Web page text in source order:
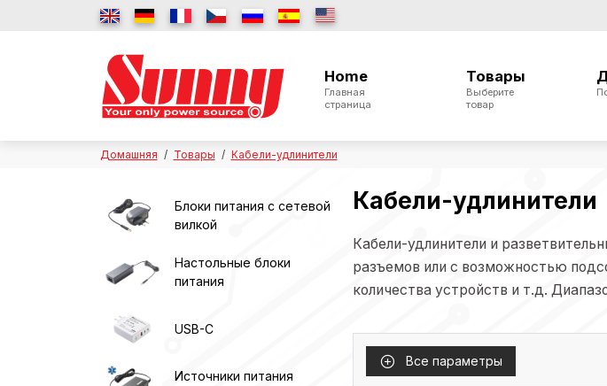
Home
Главная
страница
Товары
Выберите
товар
Домашняя Товары Кабели-удлинители
Блоки питания с сетевой
вилкой
Настольные блоки
питания
USB-C
Источники питания
Кабели-удлинители
Кабели-удлинители и
разъемов или с возможностью
количества устройств и т.д.
Все параметры